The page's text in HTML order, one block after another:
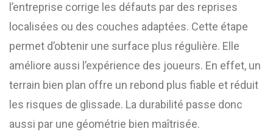
l’entreprise corrige les défauts par des reprises
localisées ou des couches adaptées. Cette étape
permet d’obtenir une surface plus régulière. Elle
améliore aussi l’expérience des joueurs. En effet, un
terrain bien plan offre un rebond plus fiable et réduit
les risques de glissade. La durabilité passe donc
aussi par une géométrie bien maîtrisée.